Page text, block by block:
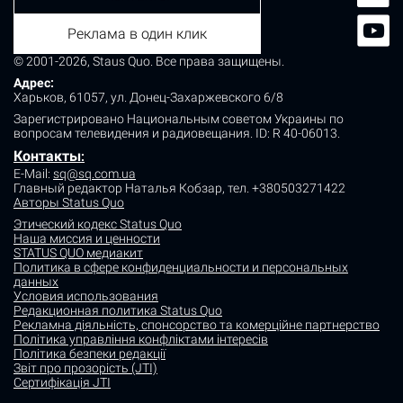
© 2001-2026, Staus Quo. Все права защищены.
Адрес:
Харьков, 61057, ул. Донец-Захаржевского 6/8
Зарегистрировано Национальным советом Украины по
вопросам телевидения и радиовещания. ID: R 40-06013.
Контакты:
E-Mail: sq@sq.com.ua
Главный редактор Наталья Кобзар, тел. +380503271422
Авторы Status Quo
Этический кодекс Status Quo
Наша миссия и ценности
STATUS QUO медиакит
Политика в сфере конфиденциальности и персональных
данных
Условия использования
Редакционная политика Status Quo
Рекламна діяльність, спонсорство та комерційне партнерство
Політика управління конфліктами інтересів
Політика безпеки редакції
Звіт про прозорість (JTI)
Сертифікація JTI
Реклама в один клик